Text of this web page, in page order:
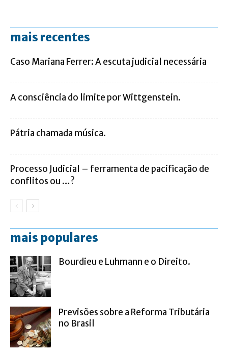
mais recentes
Caso Mariana Ferrer: A escuta judicial necessária
A consciência do limite por Wittgenstein.
Pátria chamada música.
Processo Judicial – ferramenta de pacificação de
conflitos ou …?
mais populares
Bourdieu e Luhmann e o Direito.
Previsões sobre a Reforma Tributária
no Brasil